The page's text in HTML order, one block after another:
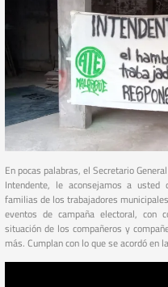
En pocas palabras, el Secretario
Intendente, le aconsejamos a
familias de los trabajadores
eventos de campaña electoral, con
situación de los compañeros y
más. Cumplan con lo que se acordó en